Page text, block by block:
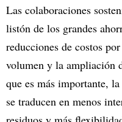
Las colaboraciones
listón de los grandes
reducciones de costos
volumen y la ampliación
que es más importante,
se traducen en menos